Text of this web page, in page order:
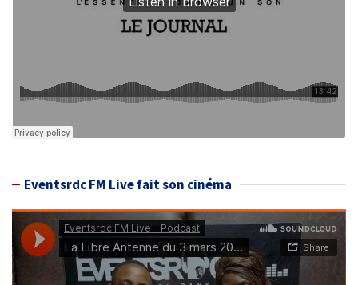
Eventsrdc FM Live fait son cinéma